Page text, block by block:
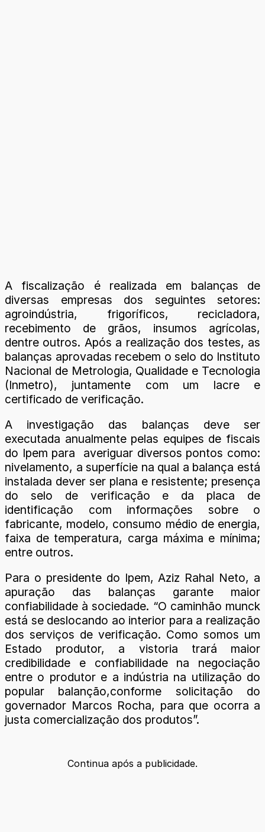
A fiscalização é realizada em balanças de
diversas empresas dos seguintes setores:
agroindústria, frigoríficos, recicladora,
recebimento de grãos, insumos agrícolas,
dentre outros. Após a realização dos testes, as
balanças aprovadas recebem o selo do Instituto
Nacional de Metrologia, Qualidade e Tecnologia
(Inmetro), juntamente com um lacre e
certificado de verificação.
A investigação das balanças deve ser
executada anualmente pelas equipes de fiscais
do Ipem para averiguar diversos pontos como:
nivelamento, a superfície na qual a balança está
instalada dever ser plana e resistente; presença
do selo de verificação e da placa de
identificação com informações sobre o
fabricante, modelo, consumo médio de energia,
faixa de temperatura, carga máxima e mínima;
entre outros.
Para o presidente do Ipem, Aziz Rahal Neto, a
apuração das balanças garante maior
confiabilidade à sociedade. “O caminhão munck
está se deslocando ao interior para a realização
dos serviços de verificação. Como somos um
Estado produtor, a vistoria trará maior
credibilidade e confiabilidade na negociação
entre o produtor e a indústria na utilização do
popular balanção,conforme solicitação do
governador Marcos Rocha, para que ocorra a
justa comercialização dos produtos”.
Continua após a publicidade.